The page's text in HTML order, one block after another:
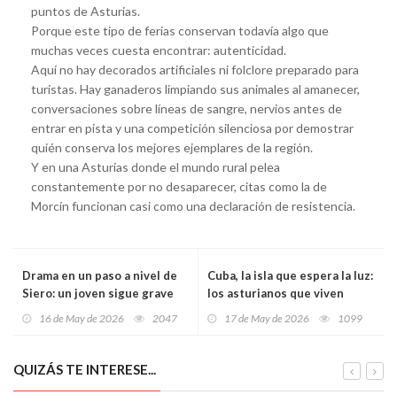
puntos de Asturias.
Porque este tipo de ferias conservan todavía algo que
muchas veces cuesta encontrar: autenticidad.
Aquí no hay decorados artificiales ni folclore preparado para
turistas. Hay ganaderos limpiando sus animales al amanecer,
conversaciones sobre líneas de sangre, nervios antes de
entrar en pista y una competición silenciosa por demostrar
quién conserva los mejores ejemplares de la región.
Y en una Asturias donde el mundo rural pelea
constantemente por no desaparecer, citas como la de
Morcín funcionan casi como una declaración de resistencia.
Drama en un paso a nivel de
Siero: un joven sigue grave
y quedar atrapado bajo el
16 de May de 2026 2047
Cuba, la isla que espera la luz:
los asturianos que viven
miedo a que mañana sea peor
17 de May de 2026 1099
QUIZÁS TE INTERESE...